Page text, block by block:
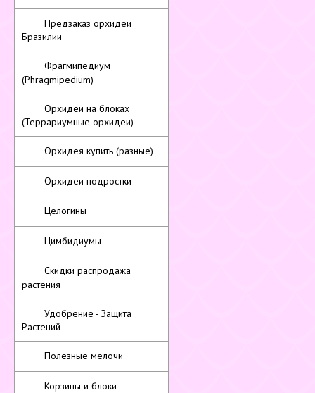
Предзаказ орхидеи
Бразилии
Фрагмипедиум
(Phragmipedium)
Орхидеи на блоках
(Террариумные орхидеи)
Орхидея купить (разные)
Орхидеи подростки
Целогины
Цимбидиумы
Скидки распродажа
растения
Удобрение - Защита
Растений
Полезные мелочи
Корзины и блоки